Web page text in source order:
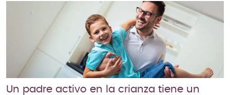
Un padre activo en la crianza tiene un